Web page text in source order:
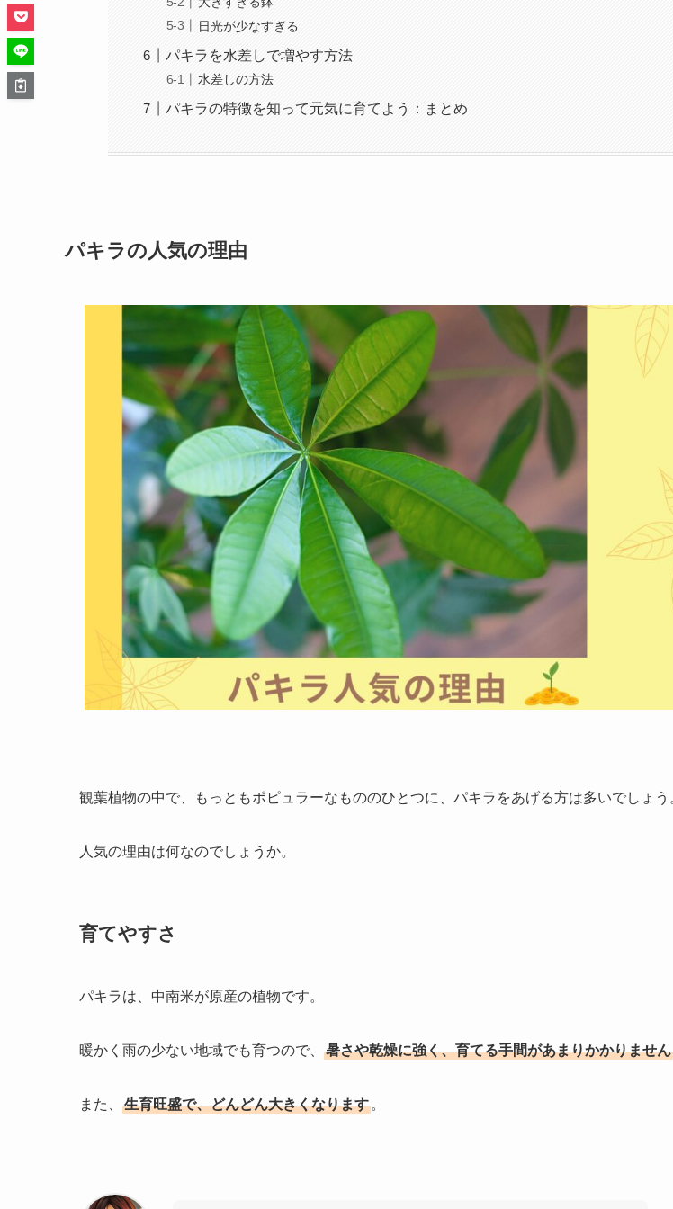
日光が少なすぎる
パキラを水差しで増やす方法
水差しの方法
パキラの特徴を知って元気に育てよう：まとめ
パキラの人気の理由
観葉植物の中で、もっともポピュラーなもののひとつに、パキラをあげる方は多いでしょう
人気の理由は何なのでしょうか。
育てやすさ
パキラは、中南米が原産の植物です。
暖かく雨の少ない地域でも育つので、 暑さや乾燥に強く、育てる手間があまりかかりません
また、 生育旺盛で、どんどん大きくなります 。